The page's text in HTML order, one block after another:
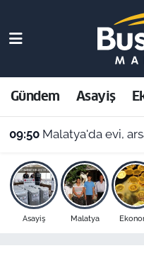
Gündem Asayiş
09:50 Malatya'da evi, arsası,
Asayiş Malatya
Asayiş
Ekonomi
Dünya
Bölge
Malatya Nöbetçi
Malatya Hava
Malatya Namaz
Malatya Trafik
Süper Lig Puan